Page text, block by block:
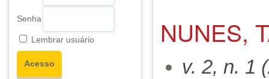
Senha
Lembrar usuário NUNES,
v. 2, n. 1